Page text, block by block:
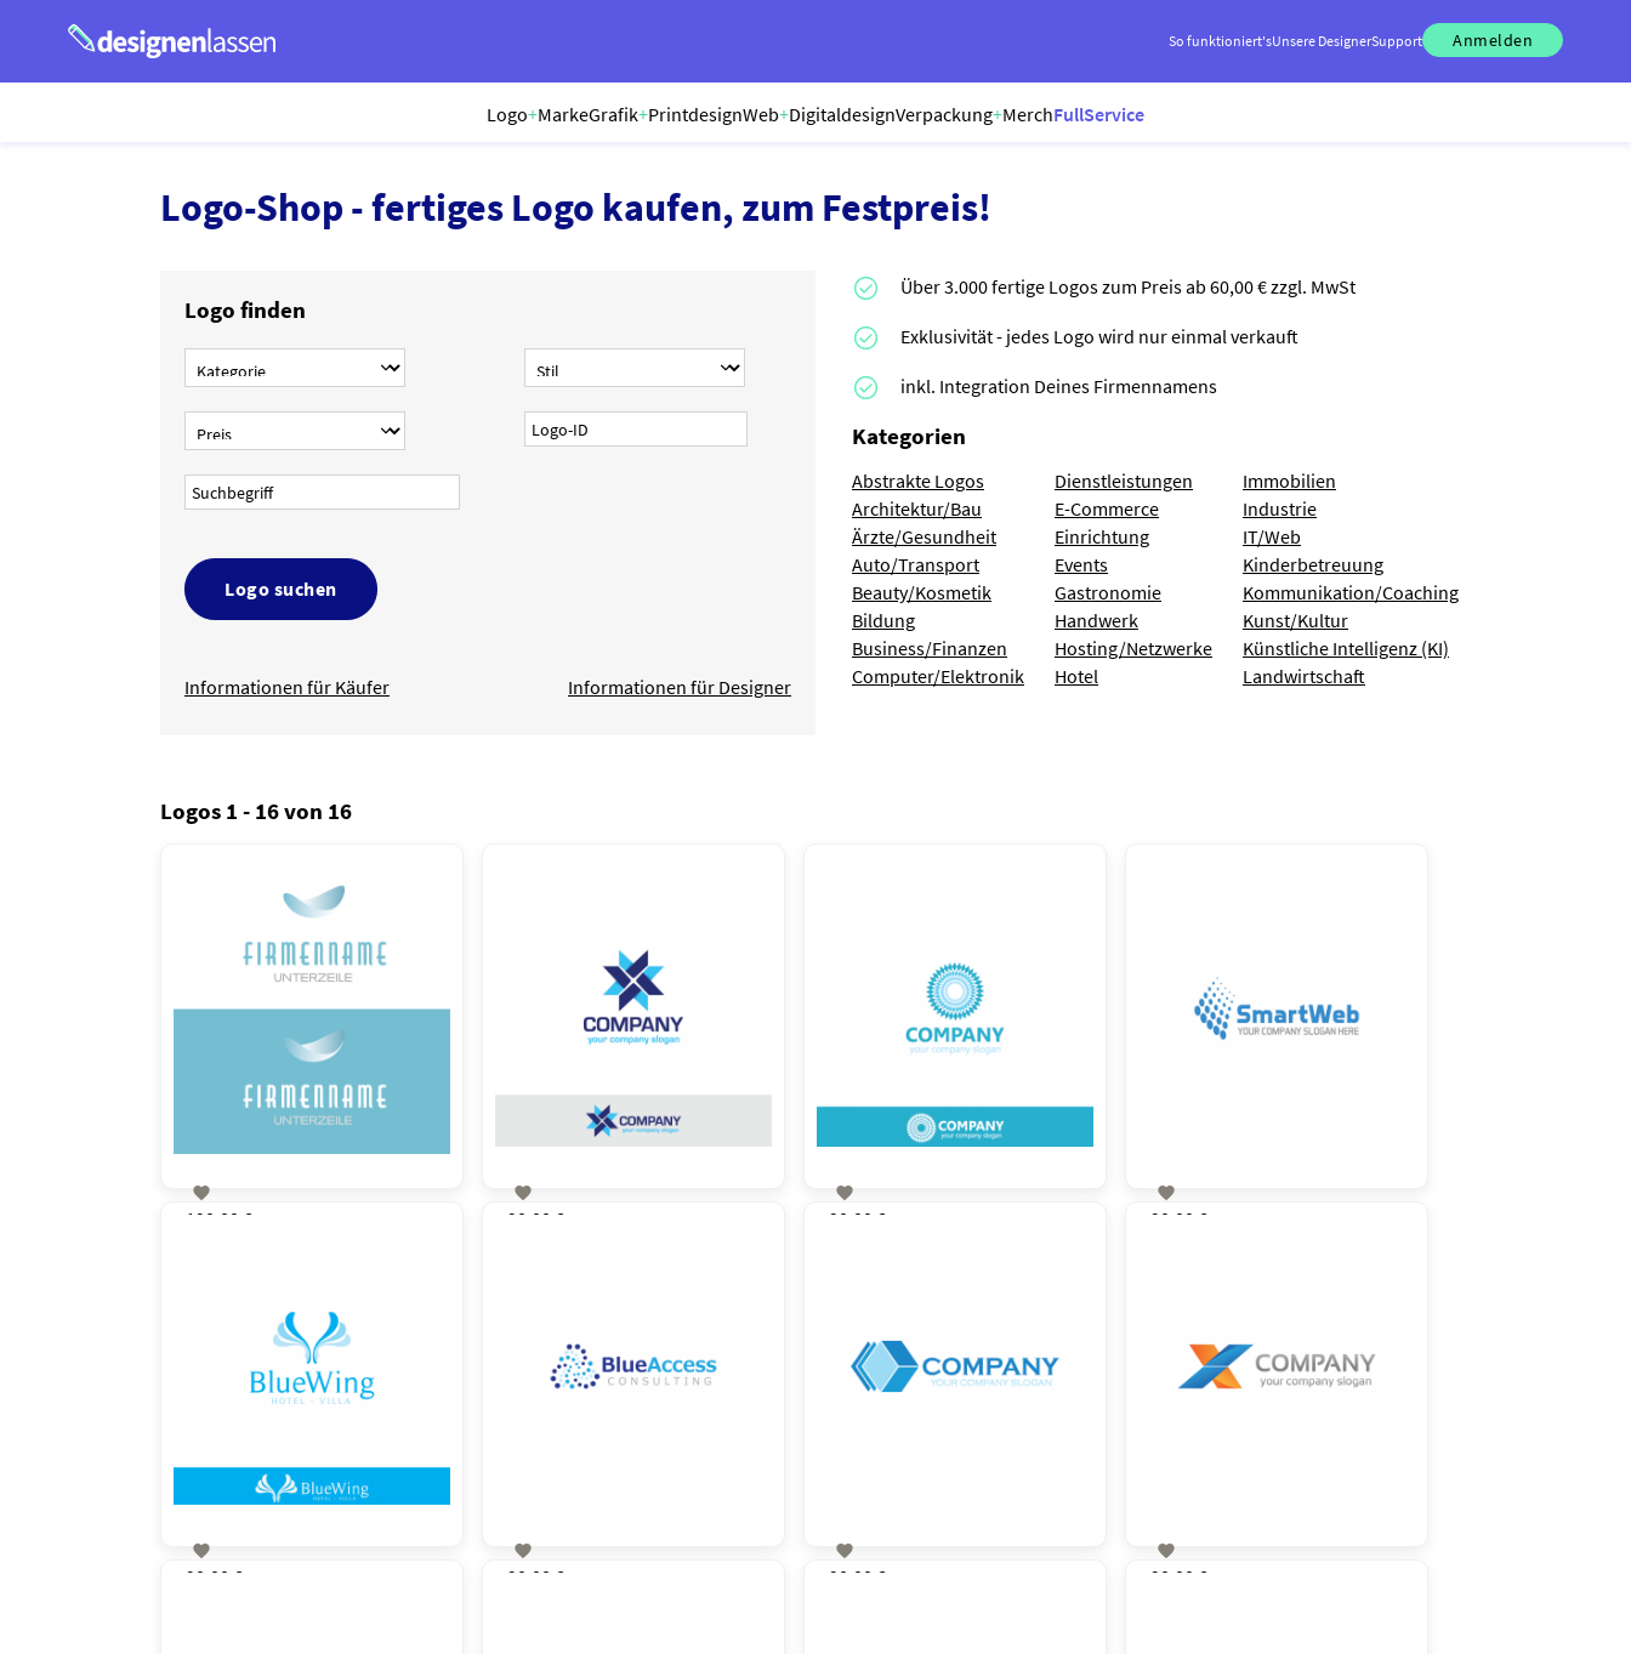
So funktioniert'sUnsere DesignerSupport Anmelden
Logo+MarkeGrafik+PrintdesignWeb+DigitaldesignVerpackung+MerchFullService
Logo-Shop - fertiges Logo kaufen, zum Festpreis!
Logo finden
Logo suchen
Informationen für Käufer Informationen für Designer
Über 3.000 fertige Logos zum Preis ab 60,00 € zzgl. MwSt
Exklusivität - jedes Logo wird nur einmal verkauft
inkl. Integration Deines Firmennamens
Kategorien
Abstrakte Logos
Architektur/Bau
Ärzte/Gesundheit
Auto/Transport
Beauty/Kosmetik
Bildung
Business/Finanzen
Computer/Elektronik
Dienstleistungen
E-Commerce
Einrichtung
Events
Gastronomie
Handwerk
Hosting/Netzwerke
Hotel
Immobilien
Industrie
IT/Web
Kinderbetreuung
Kommunikation/Coaching
Kunst/Kultur
Künstliche Intelligenz (KI)
Landwirtschaft
Logos 1 - 16 von 16

190,00 €

90,00 €

90,00 €

90,00 €

90,00 €

90,00 €

90,00 €

90,00 €